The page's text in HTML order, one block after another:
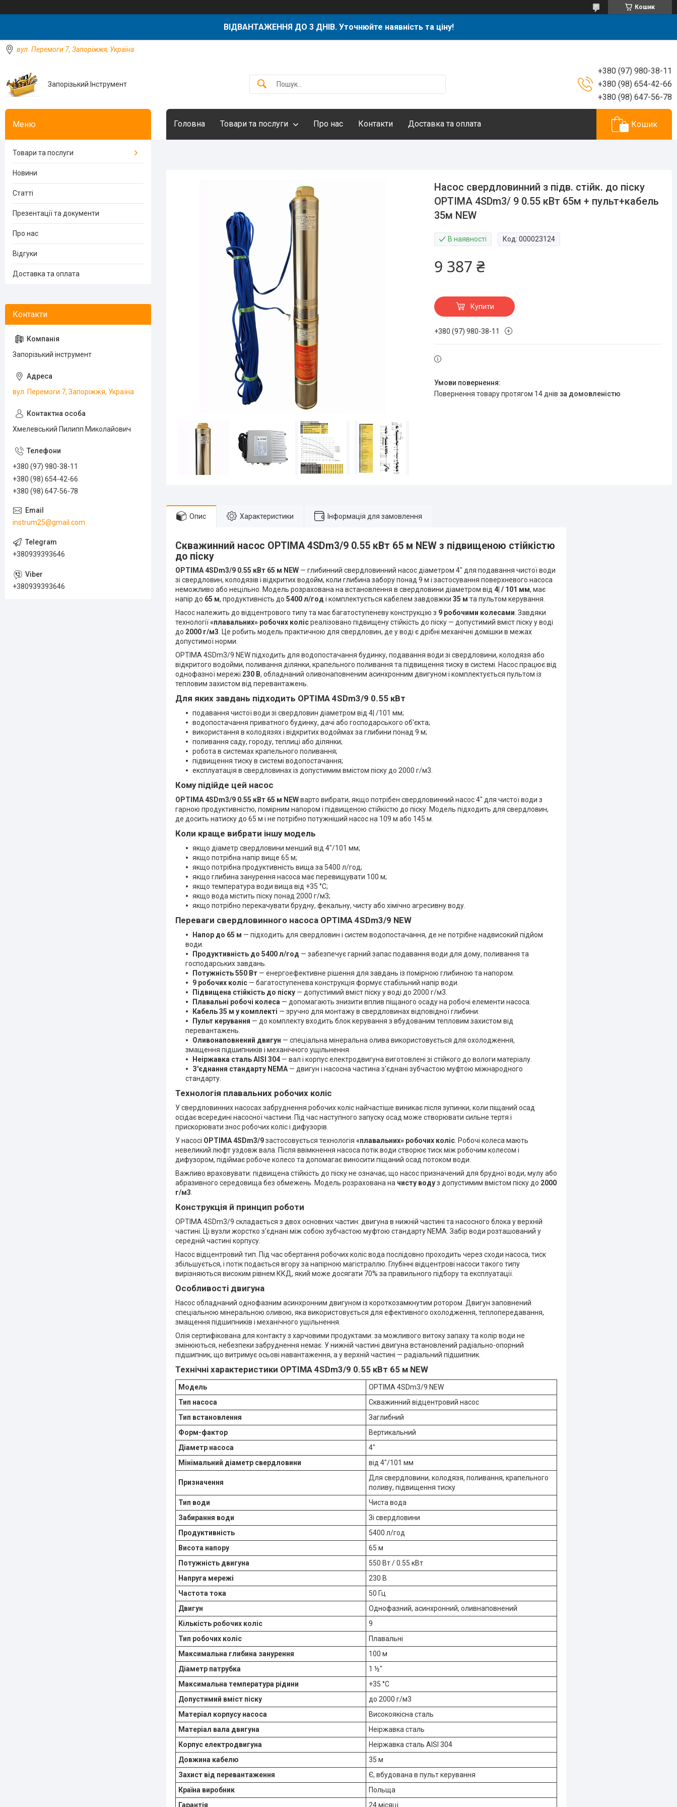
Кошик
ВІДВАНТАЖЕННЯ ДО 3 ДНІВ. Уточнюйте наявність та ціну!
вул. Перемоги 7, Запоріжжя, Україна
Запорізький Інструмент
+380 (97) 980-38-11
+380 (98) 654-42-66
+380 (98) 647-56-78
Головна Товари та послуги Про нас Контакти Доставка та оплата Кошик
Насос свердловинний з підв. стійк. до піску
OPTIMA 4SDm3/ 9 0.55 кВт 65м + пульт+кабель
35м NEW
В наявності Код:000023124
9 387 ₴
Купити
+380 (97) 980-38-11
повернення товару протягом 14 днів за домовленістю
Опис Характеристики Інформація для замовлення
Скважинний насос OPTIMA 4SDm3/9 0.55 кВт 65 м NEW з підвищеною стійкістю
до піску
OPTIMA 4SDm3/9 0.55 кВт 65 м NEW — глибинний свердловинний насос діаметром 4" для подавання чистої води
зі свердловин, колодязів і відкритих водойм, коли глибина забору понад 9 м і застосування поверхневого насоса
неможливо або нецільно. Модель розрахована на встановлення в свердловини діаметром від 4| / 101 мм, має
напір до 65 м, продуктивність до 5400 л/год і комплектується кабелем завдовжки 35 м та пультом керування.
Насос належить до відцентрового типу та має багатоступеневу конструкцію з 9 робочими колесами . Завдяки
технології«плавальних» робочих колісреалізовано підвищену стійкість до піску — допустимий вміст піску у воді
до 2000 г/м3 . Це робить модель практичною для свердловин, де у воді є дрібні механічні домішки в межах
допустимої норми.
OPTIMA 4SDm3/9 NEW підходить для водопостачання будинку, подавання води зі свердловини, колодязя або
відкритого водойми, поливання ділянки, крапельного поливання та підвищення тиску в системі. Насос працює від
однофазної мережі 230 В, обладнаний оливонаповненим асинхронним двигуном і комплектується пультом із
тепловим захистом від перевантажень.
Для яких завдань підходить OPTIMA 4SDm3/9 0.55 кВт
подавання чистої води зі свердловин діаметром від 4| /101 мм;
водопостачання приватного будинку, дачі або господарського об'єкта;
використання в колодязях і відкритих водоймах за глибини понад 9 м;
поливання саду, городу, теплиці або ділянки;
робота в системах крапельного поливання;
підвищення тиску в системі водопостачання;
експлуатація в свердловинах із допустимим вмістом піску до 2000 г/м3.
Кому підійде цей насос
OPTIMA 4SDm3/9 0.55 кВт 65 м NEWварто вибрати, якщо потрібен свердловинний насос 4" для чистої води з
гарною продуктивністю, помірним напором і підвищеною стійкістю до піску. Модель підходить для свердловин,
де досить натиску до 65 м і не потрібно потужніший насос на 109 м або 145 м.
Коли краще вибрати іншу модель
якщо діаметр свердловини менший від 4"/101 мм;
якщо потрібна напір вище 65 м;
якщо потрібна продуктивність вища за 5400 л/год;
якщо глибина занурення насоса має перевищувати 100 м;
якщо температура води вища від +35 °C;
якщо вода містить піску понад 2000 г/м3;
якщо потрібно перекачувати брудну, фекальну, чисту або хімічно агресивну воду.
Переваги свердловинного насоса OPTIMA 4SDm3/9 NEW
Напор до 65 м — підходить для свердловин і систем водопостачання, де не потрібне надвисокий підйом
води.
Продуктивність до 5400 л/год — забезпечує гарний запас подавання води для дому, поливання та
господарських завдань.
Потужність 550 Вт — енергоефективне рішення для завдань із помірною глибиною та напором.
9 робочих коліс — багатоступенева конструкція формує стабільний напір води.
Підвищена стійкість до піску — допустимий вміст піску у воді до 2000 г/м3.
Плавальні робочі колеса — допомагають знизити вплив піщаного осаду на робочі елементи насоса.
Кабель 35 м у комплекті — зручно для монтажу в свердловинах відповідної глибини.
Пульт керування — до комплекту входить блок керування з вбудованим тепловим захистом від
перевантажень.
Оливонаповнений двигун — спеціальна мінеральна олива використовується для охолодження,
змащення підшипників і механічного ущільнення.
Неіржавка сталь AISI 304 — вал і корпус електродвигуна виготовлені зі стійкого до вологи матеріалу.
З'єднання стандарту NEMA — двигун і насосна частина з'єднані зубчастою муфтою міжнародного
стандарту.
Технологія плавальних робочих коліс
У свердловинних насосах забруднення робочих коліс найчастіше виникає після зупинки, коли піщаний осад
осідає всередині насосної частини. Під час наступного запуску осад може створювати сильне тертя і
прискорювати знос робочих коліс і дифузорів.
У насосі OPTIMA 4SDm3/9застосовується технологія «плавальних» робочих коліс . Робочі колеса мають
невеликий люфт уздовж вала. Після ввімкнення насоса потік води створює тиск між робочим колесом і
дифузором, підіймає робоче колесо та допомагає виносити піщаний осад потоком води.
Важливо враховувати: підвищена стійкість до піску не означає, що насос призначений для брудної води, мулу або
абразивного середовища без обмежень. Модель розрахована на чисту водуз допустимим вмістом піску до 2000
г/м3
Конструкція й принцип роботи
OPTIMA 4SDm3/9 складається з двох основних частин: двигуна в нижній частині та насосного блока у верхній
частині. Ці вузли жорстко з'єднані між собою зубчастою муфтою стандарту NEMA. Забір води розташований у
середній частині корпусу.
Насос відцентровий тип. Під час обертання робочих коліс вода послідовно проходить через сходи насоса, тиск
збільшується, і потік подається вгору за напірною магістраллю. Глубінні відцентрові насоси такого типу
вирізняються високим рівнем ККД, який може досягати 70% за правильного підбору та експлуатації.
Особливості двигуна
Насос обладнаний однофазним асинхронним двигуном із короткозамкнутим ротором. Двигун заповнений
спеціальною мінеральною оливою, яка використовується для ефективного охолодження, теплопередавання,
змащення підшипників і механічного ущільнення.
Олія сертифікована для контакту з харчовими продуктами: за можливого витоку запаху та колір води не
змінюються, небезпеки забруднення немає. У нижній частині двигуна встановлений радіально-опорний
підшипник, що витримує осьові навантаження, а у верхній частині — радіальний підшипник.
Технічні характеристики OPTIMA 4SDm3/9 0.55 кВт 65 м NEW
Модель
OPTIMA 4SDm3/9 NEW
Тип насоса
Скважинний відцентровий насос
Тип встановлення
Заглибний
Форм-фактор
Вертикальний
Діаметр насоса
4″
Мінімальний діаметр свердловини
від 4"/101 мм
Призначення
Для свердловини, колодязя, поливання, крапельного
поливу, підвищення тиску
Тип води
Чиста вода
Забирання води
Зі свердловини
Продуктивність
5400 л/год
Висота напору
65 м
Потужність двигуна
550 Вт / 0.55 кВт
Напруга мережі
230 В
Частота тока
50 Гц
Двигун
Однофазний, асинхронний, оливнаповнений
Кількість робочих коліс
9
Тип робочих коліс
Плавальні
Максимальна глибина занурення
100 м
Діаметр патрубка
1 ½″
Максимальна температура рідини
+35 °C
Допустимий вміст піску
до 2000 г/м3
Матеріал корпусу насоса
Високоякісна сталь
Матеріал вала двигуна
Неіржавка сталь
Корпус електродвигуна
Неіржавка сталь AISI 304
Довжина кабелю
35 м
Захист від перевантаження
Є, вбудована в пульт керування
Країна виробник
Польща
Гарантія
24 місяці
Товари та послуги
Новини
Статті
Презентації та документи
Про нас
Відгуки
Доставка та оплата
Запорізький інструмент
вул. Перемоги 7, Запоріжжя, Україна
Хмелевський Пилипп Миколайович
+380 (97) 980-38-11
+380 (98) 654-42-66
+380 (98) 647-56-78
instrum25@gmail.com
+380939393646
+380939393646